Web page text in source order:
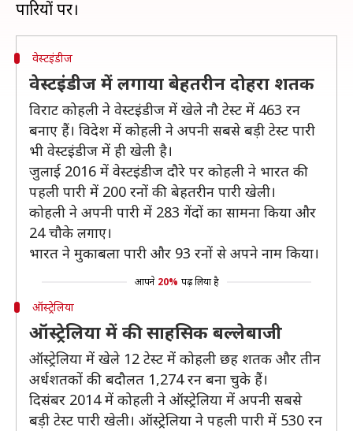
वेस्टइंडीज
वेस्टइंडीज में लगाया बेहतरीन दोहरा शतक
विराट कोहली ने वेस्टइंडीज में खेले नौ टेस्ट में 463 रन
बनाए हैं। विदेश में कोहली ने अपनी सबसे बड़ी टेस्ट पारी
भी वेस्टइंडीज में ही खेली है।
जुलाई 2016 में वेस्टइंडीज दौरे पर कोहली ने भारत की
पहली पारी में 200 रनों की बेहतरीन पारी खेली।
कोहली ने अपनी पारी में 283 गेंदों का सामना किया और
24 चौके लगाए।
भारत ने मुकाबला पारी और 93 रनों से अपने नाम किया।
आपने 20% पढ़ लिया है
ऑस्ट्रेलिया
ऑस्ट्रेलिया में की साहसिक बल्लेबाजी
ऑस्ट्रेलिया में खेले 12 टेस्ट में कोहली छह शतक और तीन
अर्धशतकों की बदौलत 1,274 रन बना चुके हैं।
दिसंबर 2014 में कोहली ने ऑस्ट्रेलिया में अपनी सबसे
बड़ी टेस्ट पारी खेली। ऑस्ट्रेलिया ने पहली पारी में 530 रन